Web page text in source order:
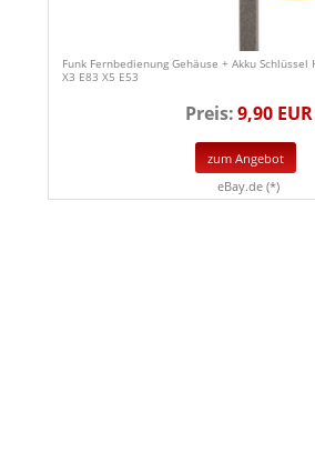
Funk Fernbedienung Gehäuse + Akku Schlüssel
X3 E83 X5 E53
Preis:9,90 EUR
zum Angebot
eBay.de (*)